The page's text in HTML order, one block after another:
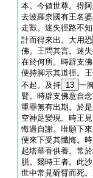
本。今値世尊。得
去波羅柰國有王名
走獸。迷失徑路不
計而得來出。大用恐
佛。王問其言。迷
在於何所。時辟支
便持脚示其道徑。
不起。及持 13 一
臂。時辟支佛意自
重罪無有出期。於
空神足變現。時王
悔過自謝。唯願下
便來下受其懺悔。
起塔華香供養。常
脱。爾時王者。此
世中常見斫臂而死